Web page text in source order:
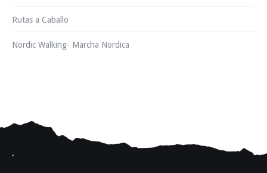
Rutas a Caballo
Nordic Walking- Marcha Nordica
.